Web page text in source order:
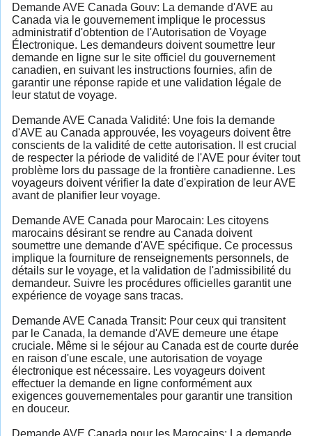
Demande AVE Canada Gouv: La demande d'AVE au
Canada via le gouvernement implique le processus
administratif d'obtention de l'Autorisation de Voyage
Électronique. Les demandeurs doivent soumettre leur
demande en ligne sur le site officiel du gouvernement
canadien, en suivant les instructions fournies, afin de
garantir une réponse rapide et une validation légale de
leur statut de voyage.
Demande AVE Canada Validité: Une fois la demande
d'AVE au Canada approuvée, les voyageurs doivent être
conscients de la validité de cette autorisation. Il est crucial
de respecter la période de validité de l'AVE pour éviter tout
problème lors du passage de la frontière canadienne. Les
voyageurs doivent vérifier la date d'expiration de leur AVE
avant de planifier leur voyage.
Demande AVE Canada pour Marocain: Les citoyens
marocains désirant se rendre au Canada doivent
soumettre une demande d'AVE spécifique. Ce processus
implique la fourniture de renseignements personnels, de
détails sur le voyage, et la validation de l'admissibilité du
demandeur. Suivre les procédures officielles garantit une
expérience de voyage sans tracas.
Demande AVE Canada Transit: Pour ceux qui transitent
par le Canada, la demande d'AVE demeure une étape
cruciale. Même si le séjour au Canada est de courte durée
en raison d'une escale, une autorisation de voyage
électronique est nécessaire. Les voyageurs doivent
effectuer la demande en ligne conformément aux
exigences gouvernementales pour garantir une transition
en douceur.
Demande AVE Canada pour les Marocains: La demande